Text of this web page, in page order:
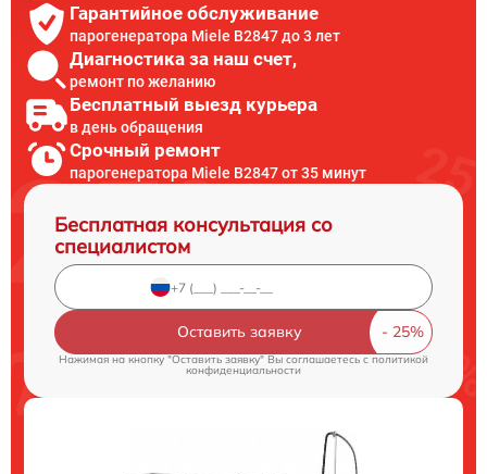
Гарантийное обслуживание
парогенератора Miele B2847 до 3 лет
Диагностика за наш счет,
ремонт по желанию
Бесплатный выезд курьера
в день обращения
Срочный ремонт
парогенератора Miele B2847 от 35 минут
Бесплатная консультация со
специалистом
Оставить заявку
Нажимая на кнопку "Оставить заявку" Вы соглашаетесь cполитикой
конфиденциальности